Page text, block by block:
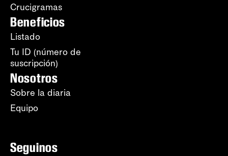
Crucigramas
Beneficios
Listado
Tu ID (número de
suscripción)
Nosotros
Sobre la diaria
Equipo
Seguinos